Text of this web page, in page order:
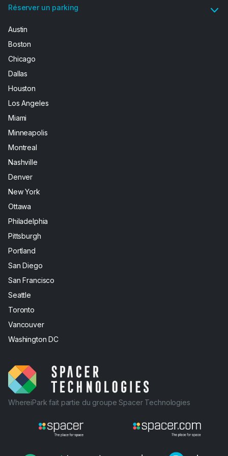
Réserver un parking
Austin
Boston
Chicago
Dallas
Houston
Los Angeles
Miami
Minneapolis
Montreal
Nashville
Denver
New York
Ottawa
Philadelphia
Pittsburgh
Portland
San Diego
San Francisco
Seattle
Toronto
Vancouver
Washington DC
WhereiPark fait partie du groupe Spacer Technologies